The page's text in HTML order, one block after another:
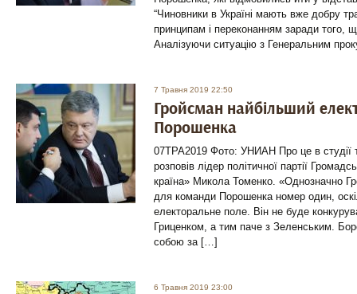
“Чиновники в Україні мають вже добру
принципам і переконанням заради того,
Аналізуючи ситуацію з Генеральним
7 Травня 2019 22:50
Гройсман найбільший
Порошенка
07ТРА2019 Фото: УНИАН Про це в студії
розповів лідер політичної партії
країна» Микола Томенко. «Однозначно
для команди Порошенка номер один,
електоральне поле. Він не буде
Гриценком, а тим паче з Зеленським.
собою за […]
6 Травня 2019 23:00